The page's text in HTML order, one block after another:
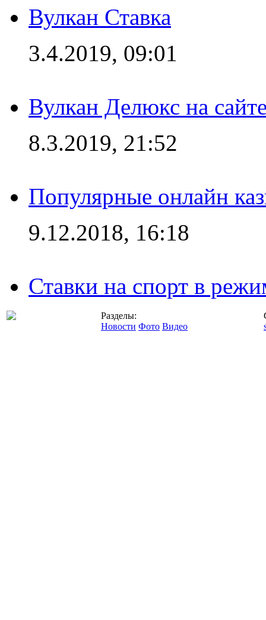
Вулкан Ставка
3.4.2019, 09:01
Вулкан Делюкс на
8.3.2019, 21:52
Популярные онлайн
9.12.2018, 16:18
Ставки на спорт в
Разделы:
Новости Фото Видео